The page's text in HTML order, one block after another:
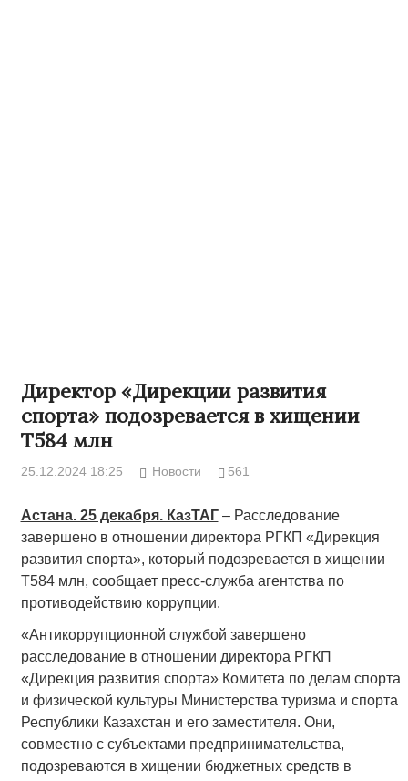
Директор «Дирекции развития
спорта» подозревается в хищении
Т584 млн
25.12.2024 18:25 Новости 561
Астана. 25 декабря. КазТАГ– Расследование
завершено в отношении директора РГКП «Дирекция
развития спорта», который подозревается в хищении
Т584 млн, сообщает пресс-служба агентства по
противодействию коррупции.
«Антикоррупционной службой завершено
расследование в отношении директора РГКП
«Дирекция развития спорта» Комитета по делам спорта
и физической культуры Министерства туризма и спорта
Республики Казахстан и его заместителя. Они,
совместно с субъектами предпринимательства,
подозреваются в хищении бюджетных средств в